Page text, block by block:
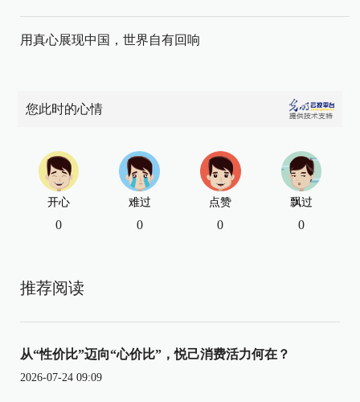
用真心展现中国，世界自有回响
您此时的心情
开心
0
难过
0
点赞
0
飘过
0
推荐阅读
从“性价比”迈向“心价比”，悦己消费活力何在？
2026-07-24 09:09